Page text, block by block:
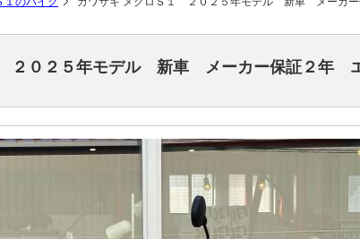
２０２５年モデル 新車 メーカー保証２年